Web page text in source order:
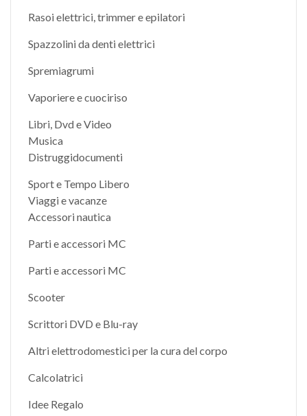
Rasoi elettrici, trimmer e epilatori
Spazzolini da denti elettrici
Spremiagrumi
Vaporiere e cuociriso
Libri, Dvd e Video
Musica
Distruggidocumenti
Sport e Tempo Libero
Viaggi e vacanze
Accessori nautica
Parti e accessori MC
Parti e accessori MC
Scooter
Scrittori DVD e Blu-ray
Altri elettrodomestici per la cura del corpo
Calcolatrici
Idee Regalo